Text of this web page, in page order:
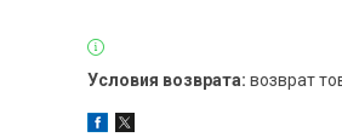
возврат